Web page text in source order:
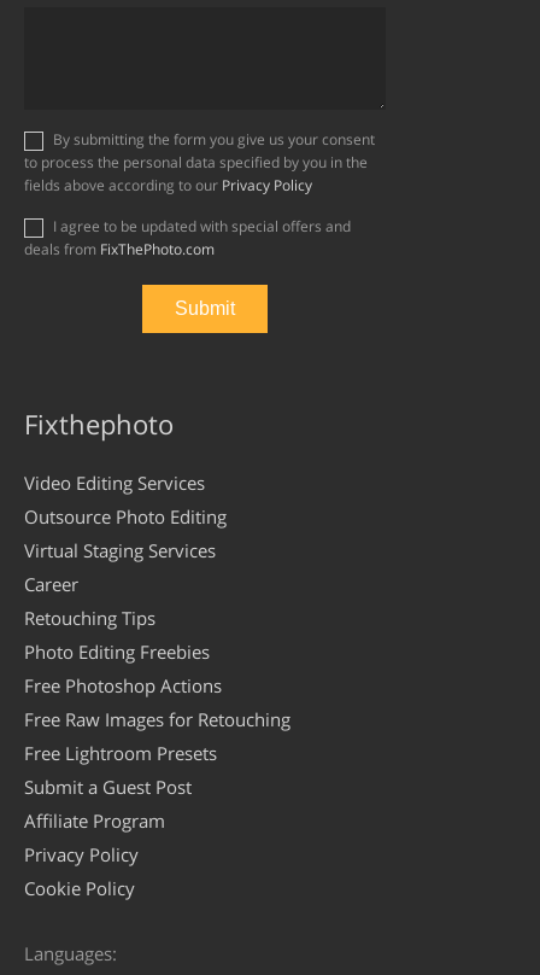
to process the personal data specified by you in the
fields above according to our Privacy Policy
deals from FixThePhoto.com
Fixthephoto
Video Editing Services
Outsource Photo Editing
Virtual Staging Services
Career
Retouching Tips
Photo Editing Freebies
Free Photoshop Actions
Free Raw Images for Retouching
Free Lightroom Presets
Submit a Guest Post
Affiliate Program
Privacy Policy
Cookie Policy
Languages: